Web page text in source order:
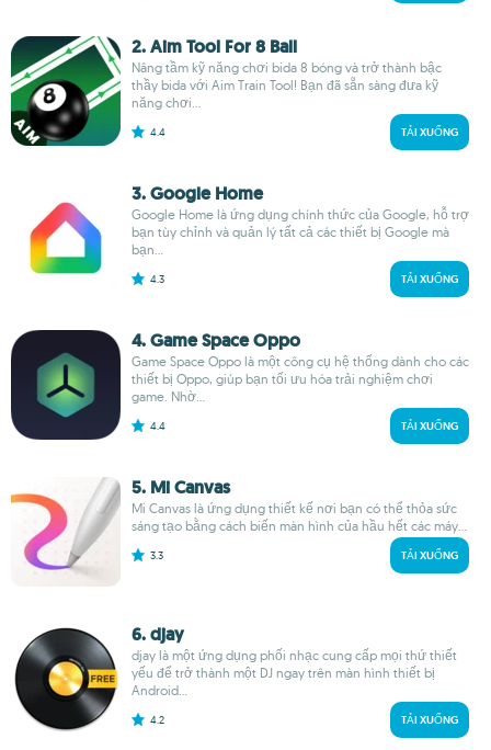
2. Aim Tool For 8 Ball
Nâng tầm kỹ năng chơi bida 8 bóng và trở thành bậc
thầy bida với Aim Train Tool! Bạn đã sẵn sàng đưa kỹ
năng chơi...
4.4 TẢI XUỐNG
3. Google Home
Google Home là ứng dụng chính thức của Google, hỗ trợ
bạn tùy chỉnh và quản lý tất cả các thiết bị Google mà
bạn...
4.3 TẢI XUỐNG
4. Game Space Oppo
Game Space Oppo là một công cụ hệ thống dành cho các
thiết bị Oppo, giúp bạn tối ưu hóa trải nghiệm chơi
game. Nhờ...
4.4 TẢI XUỐNG
5. Mi Canvas
Mi Canvas là ứng dụng thiết kế nơi bạn có thể thỏa sức
sáng tạo bằng cách biến màn hình của hầu hết các máy...
3.3 TẢI XUỐNG
6. djay
djay là một ứng dụng phối nhạc cung cấp mọi thứ thiết
yếu để trở thành một DJ ngay trên màn hình thiết bị
Android...
4.2 TẢI XUỐNG